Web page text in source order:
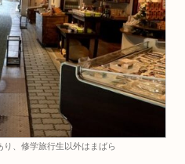
、修学旅行生以外はまばら